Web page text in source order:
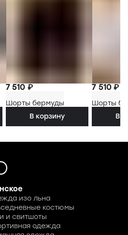
7 510 ₽
Шорты бермуды
В корзину
7 510 ₽
Шорты
В
изо льна
костюмы
и свитшоты
одежда